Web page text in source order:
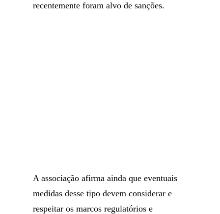
recentemente foram alvo de sanções.
A associação afirma ainda que eventuais
medidas desse tipo devem considerar e
respeitar os marcos regulatórios e